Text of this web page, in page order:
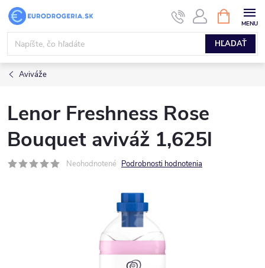
Prejsť
obsah
HĽADAŤ
KOŠÍK
Aviváže
Lenor Freshness Rose
Bouquet aviváž 1,625l
Neohodnotené Podrobnosti hodnotenia